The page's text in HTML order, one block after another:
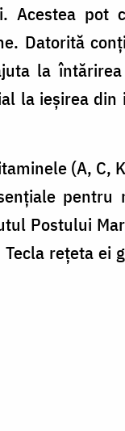
Acestea pot
Datorită
la
la ieșirea din
(A, C,
pentru
Postului
rețeta ei